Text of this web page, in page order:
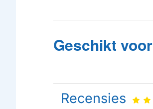
Geschikt voor
Recensies